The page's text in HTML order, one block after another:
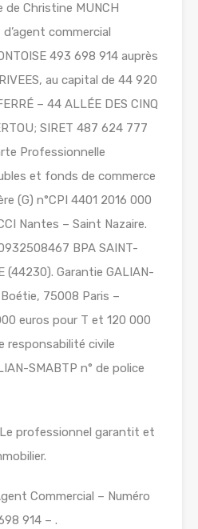
Christine MUNCH
commercial
493 698 914 auprès
au capital de 44 920
– 44 ALLÉE DES CINQ
SIRET 487 624 777
Professionnelle
et fonds de commerce
(G) n°CPI 4401 2016 000
Nantes – Saint Nazaire.
BPA SAINT-
(44230). Garantie GALIAN-
75008 Paris –
euros pour T et 120 000
responsabilité civile
SMABTP n° de police
professionnel garantit et
Commercial – Numéro
914 – .